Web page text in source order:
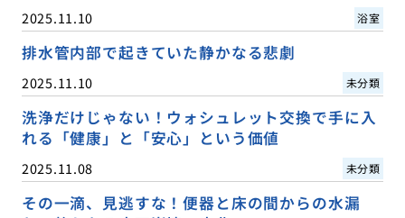
2025.11.10 浴室
排水管内部で起きていた静かなる悲劇
2025.11.10 未分類
洗浄だけじゃない！ウォシュレット交換で手に入
れる「健康」と「安心」という価値
2025.11.08 未分類
その一滴、見逃すな！便器と床の間からの水漏